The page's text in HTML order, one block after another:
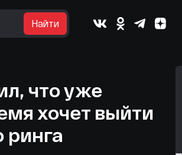
Найти
что уже
хочет выйти
ринга